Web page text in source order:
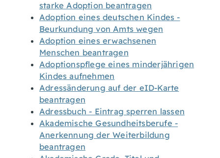
starke Adoption beantragen
Adoption eines deutschen Kindes -
Beurkundung von Amts wegen
Adoption eines erwachsenen
Menschen beantragen
Adoptionspflege eines minderjährigen
Kindes aufnehmen
Adressänderung auf der eID-Karte
beantragen
Adressbuch - Eintrag sperren lassen
Akademische Gesundheitsberufe -
Anerkennung der Weiterbildung
beantragen